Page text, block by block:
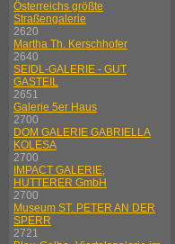
Österreichs größte
Straßengalerie
2620
Martha Th. Kerschhofer
2640
SEIDL-GALERIE - GUT
GASTEIL
2651
Galerie 5er Haus
2700
DOM GALERIE GABRIELLA
KOLESA
2700
IMPACT GALERIE,
HUTTERER GmbH
2700
Museum ST. PETER AN DER
SPERR
2721